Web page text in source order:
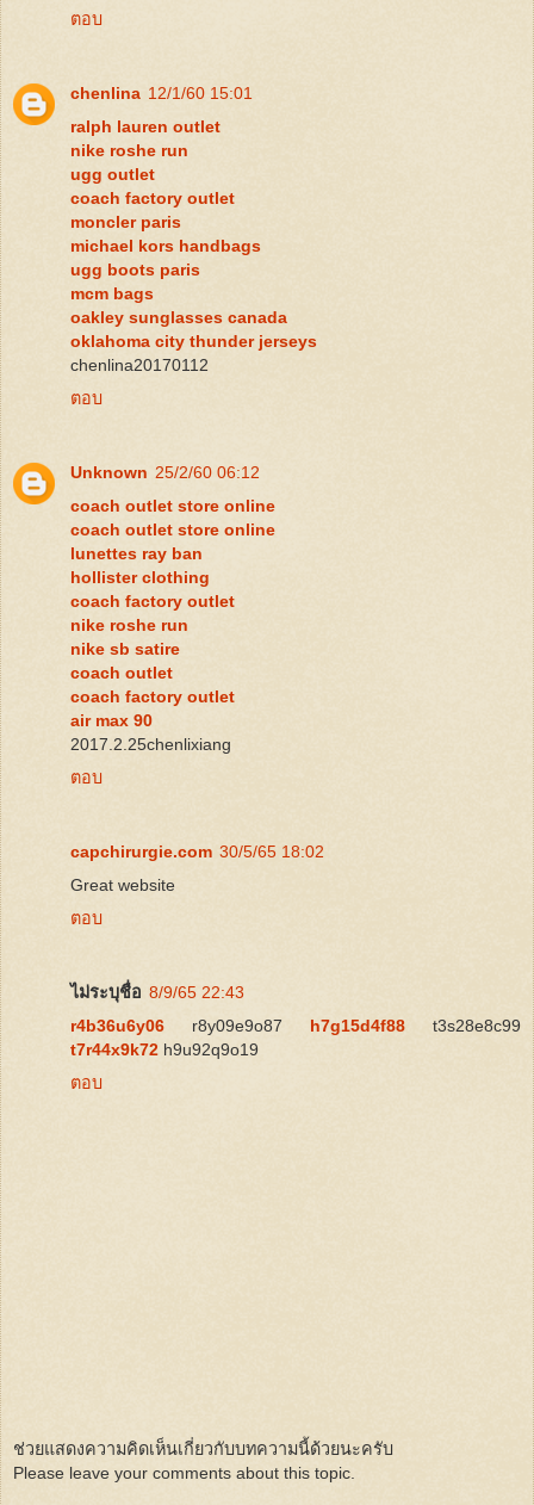
ตอบ
chenlina 12/1/60 15:01
ralph lauren outlet
nike roshe run
ugg outlet
coach factory outlet
moncler paris
michael kors handbags
ugg boots paris
mcm bags
oakley sunglasses canada
oklahoma city thunder jerseys
chenlina20170112
ตอบ
Unknown 25/2/60 06:12
coach outlet store online
coach outlet store online
lunettes ray ban
hollister clothing
coach factory outlet
nike roshe run
nike sb satire
coach outlet
coach factory outlet
air max 90
2017.2.25chenlixiang
ตอบ
capchirurgie.com 30/5/65 18:02
Great website
ตอบ
ไม่ระบุชื่อ 8/9/65 22:43
r4b36u6y06 r8y09e9o87 h7g15d4f88 t3s28e8c99
t7r44x9k72 h9u92q9o19
ตอบ
ช่วยแสดงความคิดเห็นเกี่ยวกับบทความนี้ด้วยนะครับ
Please leave your comments about this topic.